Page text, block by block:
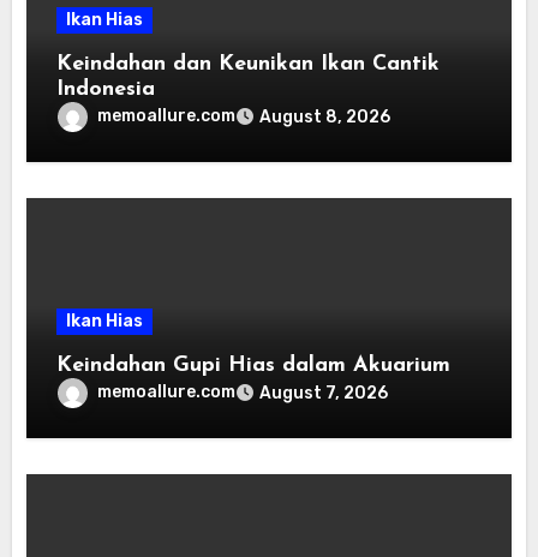
Ikan Hias
Keindahan dan Keunikan Ikan Cantik
Indonesia
memoallure.com August 8, 2026
Ikan Hias
Keindahan Gupi Hias dalam Akuarium
memoallure.com August 7, 2026